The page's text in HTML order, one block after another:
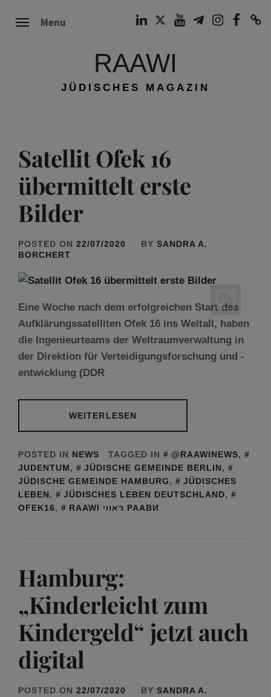
Menu
RAAWI
JÜDISCHES MAGAZIN
Satellit Ofek 16
übermittelt erste
Bilder
POSTED ON 22/07/2020 BY SANDRA A.
BORCHERT
Eine Woche nach dem erfolgreichen Start des
Aufklärungssatelliten Ofek 16 ins Weltall, haben
die Ingenieurteams der Weltraumverwaltung in
der Direktion für Verteidigungsforschung und -
entwicklung (DDR
WEITERLESEN
POSTED IN NEWS TAGGED IN @RAAWINEWS,
JUDENTUM, JÜDISCHE GEMEINDE BERLIN,
JÜDISCHE GEMEINDE HAMBURG,
JÜDISCHES
LEBEN, JÜDISCHES LEBEN DEUTSCHLAND,
OFEK16, RAAWI ראווי РААВИ
Hamburg:
„Kinderleicht zum
Kindergeld“ jetzt auch
digital
POSTED ON 22/07/2020 BY SANDRA A.